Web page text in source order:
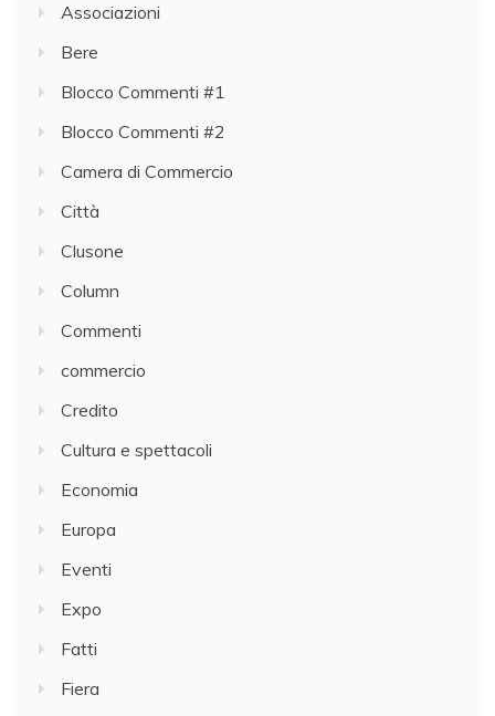
Associazioni
Bere
Blocco Commenti #1
Blocco Commenti #2
Camera di Commercio
Città
Clusone
Column
Commenti
commercio
Credito
Cultura e spettacoli
Economia
Europa
Eventi
Expo
Fatti
Fiera